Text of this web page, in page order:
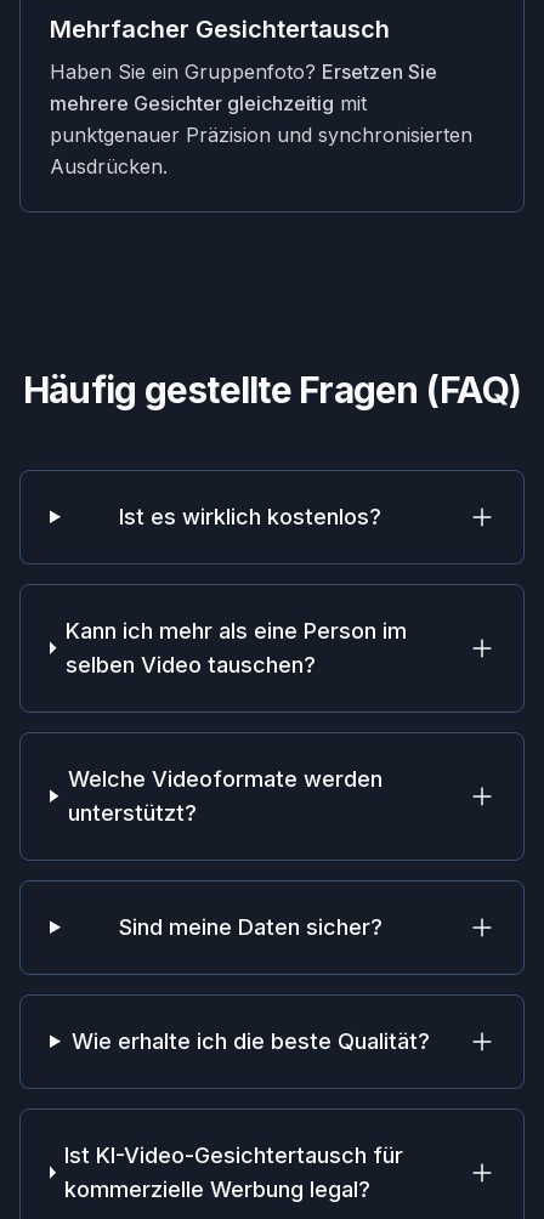
Mehrfacher Gesichtertausch
Haben Sie ein Gruppenfoto? Ersetzen Sie
mehrere Gesichter gleichzeitig mit
punktgenauer Präzision und synchronisierten
Ausdrücken.
Häufig gestellte Fragen (FAQ)
Ist es wirklich kostenlos?
Kann ich mehr als eine Person im
selben Video tauschen?
Welche Videoformate werden
unterstützt?
Sind meine Daten sicher?
Wie erhalte ich die beste Qualität?
Ist KI-Video-Gesichtertausch für
kommerzielle Werbung legal?